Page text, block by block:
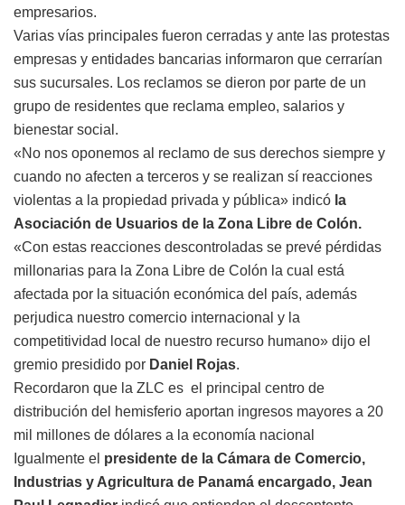
empresarios.
Varias vías principales fueron cerradas y ante las protestas
empresas y entidades bancarias informaron que cerrarían
sus sucursales. Los reclamos se dieron por parte de un
grupo de residentes que reclama empleo, salarios y
bienestar social.
«No nos oponemos al reclamo de sus derechos siempre y
cuando no afecten a terceros y se realizan sí reacciones
violentas a la propiedad privada y pública» indicó la
Asociación de Usuarios de la Zona Libre de Colón.
«Con estas reacciones descontroladas se prevé pérdidas
millonarias para la Zona Libre de Colón la cual está
afectada por la situación económica del país, además
perjudica nuestro comercio internacional y la
competitividad local de nuestro recurso humano» dijo el
gremio presidido por Daniel Rojas.
Recordaron que la ZLC es el principal centro de
distribución del hemisferio aportan ingresos mayores a 20
mil millones de dólares a la economía nacional
Igualmente el presidente de la Cámara de Comercio,
Industrias y Agricultura de Panamá encargado, Jean